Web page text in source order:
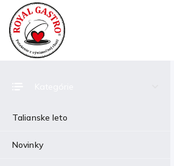
Talianske leto
Novinky